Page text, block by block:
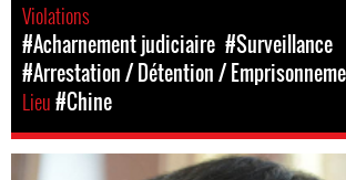
Violations
#Acharnement judiciaire #Surveillance
#Arrestation / Détention /
Lieu#Chine